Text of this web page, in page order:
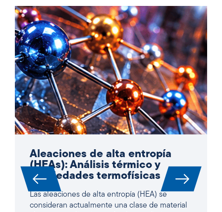
Aleaciones de alta entropía
(HEAs): Análisis térmico y
propiedades termofísicas
Las aleaciones de alta entropía (HEA) se
consideran actualmente una clase de material